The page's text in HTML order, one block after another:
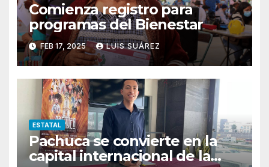
Comienza registro para
programas del Bienestar
FEB 17, 2025 LUIS SUÁREZ
ESTATAL
Pachuca se convierte en la
capital internacional de la